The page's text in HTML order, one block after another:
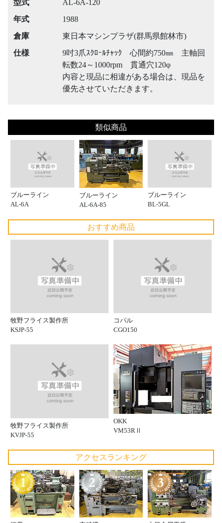
型式
AL-6A-120
年式
1988
倉庫
東日本マシンプラザ(群馬県館林市)
仕様
9吋3爪ｽｸﾛｰﾙﾁｬｯｸ 心間約750㎜ 主軸回
転数24～1000rpm 貫通穴120φ
内容と現品に相違がある場合は、現品を
優先させていただきます。
類似商品
ブルーライン
AL-6A
ブルーライン
AL-6A-85
ブルーライン
BL-5GL
おすすめ商品
牧野フライス製作所
KSJP-55
コパル
CGO150
牧野フライス製作所
KVJP-55
OKK
VM53RⅡ
アクセスランキング